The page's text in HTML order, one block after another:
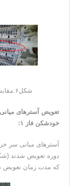
شکل۶:مقایسه نصب شبکه با لبه اضافه با دوره قبل
تعویض آسترهای
خودشکن فاز ۱
:
که مدت زمان تعویض دوره اخیر نیز